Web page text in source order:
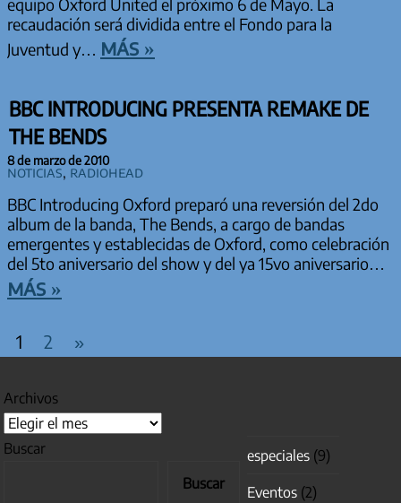
equipo Oxford United el próximo 6 de Mayo. La
recaudación será dividida entre el Fondo para la
Juventud y… más »
BBC INTRODUCING PRESENTA REMAKE DE
THE BENDS
8 de marzo de 2010
Noticias, Radiohead
BBC Introducing Oxford preparó una reversión del 2do
album de la banda, The Bends, a cargo de bandas
emergentes y establecidas de Oxford, como celebración
del 5to aniversario del show y del ya 15vo aniversario…
más »
PAGINACIÓN DE ENTRADAS
1 2
Entradas
»
Archivos
Buscar
Buscar
especiales (9)
Eventos (2)